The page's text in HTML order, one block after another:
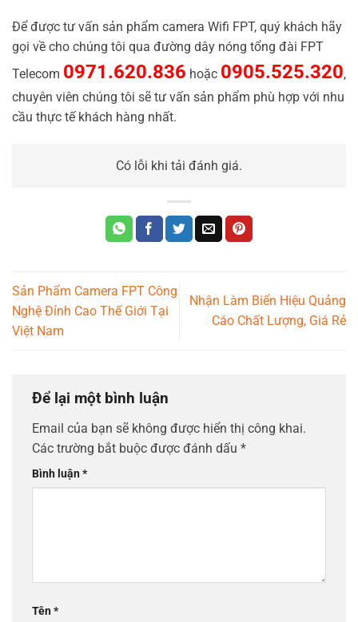
Để được tư vấn sản phẩm camera Wifi FPT, quý khách hãy
gọi về cho chúng tôi qua đường dây nóng tổng đài FPT
Telecom 0971.620.836 hoặc 0905.525.320,
chuyên viên chúng tôi sẽ tư vấn sản phẩm phù hợp với nhu
cầu thực tế khách hàng nhất.
Có lỗi khi tải đánh giá.
Sản Phẩm Camera FPT Công
Nghệ Đỉnh Cao Thế Giới Tại
Việt Nam
Nhận Làm Biển Hiệu Quảng
Cáo Chất Lượng, Giá Rẻ
Để lại một bình luận
Email của bạn sẽ không được hiển thị công khai.
Các trường bắt buộc được đánh dấu *
Bình luận*
Tên*